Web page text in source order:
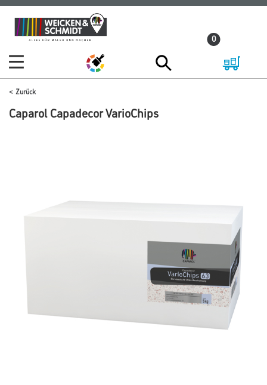
Zum
Inhalt
Zum
Navigationsmenü
0
Zurück
Caparol Capadecor VarioChips